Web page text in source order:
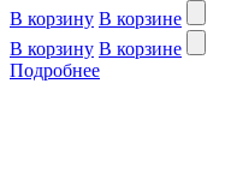
В корзину В корзине
В корзину В корзине
Подробнее